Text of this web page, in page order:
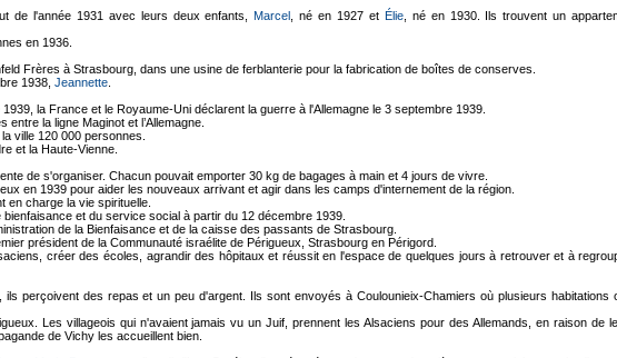
de l'année 1931 avec leurs deux enfants,Marcel , né en 1927 et Élie, né en 1930. Ils trouvent un
en 1936.
Frères à Strasbourg, dans une usine de ferblanterie pour la fabrication de boîtes de conserves.
1938, Jeannette
la France et le Royaume-Uni déclarent la guerre à l'Allemagne le 3 septembre 1939.
la ligne Maginot et l’Allemagne.
ville 120 000 personnes.
et la Haute-Vienne.
de s'organiser. Chacun pouvait emporter 30 kg de bagages à main et 4 jours de vivre.
en 1939 pour aider les nouveaux arrivant et agir dans les camps d'internement de la région.
en charge la vie spirituelle.
et du service social à partir du 12 décembre 1939.
de la Bienfaisance et de la caisse des passants de Strasbourg.
président de la Communauté israélite de Périgueux, Strasbourg en Périgord.
créer des écoles, agrandir des hôpitaux et réussit en l'espace de quelques jours à retrouver et à
perçoivent des repas et un peu d'argent. Ils sont envoyés à Coulounieix-Chamiers où plusieurs habitations
Les villageois qui n'avaient jamais vu un Juif, prennent les Alsaciens pour des Allemands, en raison de
de Vichy les accueillent bien.